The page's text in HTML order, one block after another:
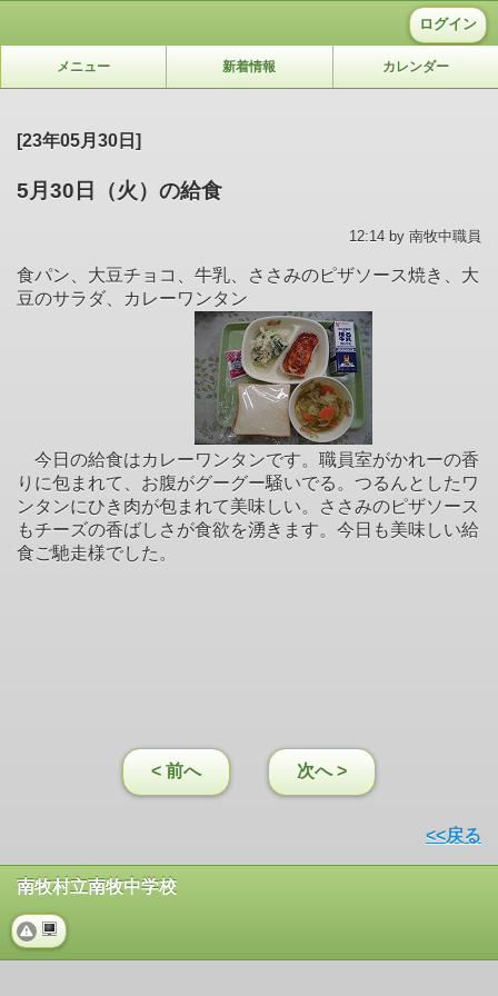
ログイン
メニュー 新着情報 カレンダー
[23年05月30日]
5月30日（火）の給食
12:14 by 南牧中職員
食パン、大豆チョコ、牛乳、ささみのピザソース焼き、大
豆のサラダ、カレーワンタン
今日の給食はカレーワンタンです。職員室がかれーの香
りに包まれて、お腹がグーグー騒いでる。つるんとしたワ
ンタンにひき肉が包まれて美味しい。ささみのピザソース
もチーズの香ばしさが食欲を湧きます。今日も美味しい給
食ご馳走様でした。
< 前へ 次へ >
<<戻る
南牧村立南牧中学校